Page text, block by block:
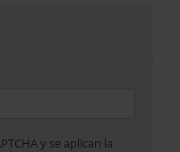
y se aplican la